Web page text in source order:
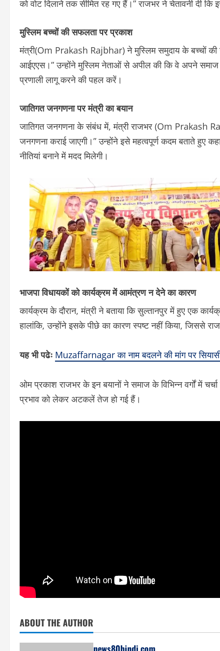
को वोट दिलाने तक सीमित रह गए हैं।” राजभर ने चेतावनी दी कि
मुस्लिम बच्चों की सफलता पर प्रकाश
मंत्री(Om Prakash Rajbhar) ने मुस्लिम समुदाय के बच्चों की
आईएएस।” उन्होंने मुस्लिम नेताओं से अपील की कि वे अपने समाज
प्रणाली लागू करने की पहल करें।
जातिगत जनगणना पर मंत्री का बयान
जातिगत जनगणना के संबंध में, मंत्री राजभर (Om Prakash
जनगणना कराई जाएगी।” उन्होंने इसे महत्वपूर्ण कदम बताते हुए
नीतियां बनाने में मदद मिलेगी।
भाजपा विधायकों को कार्यक्रम में आमंत्रण न देने का कारण
कार्यक्रम के दौरान, मंत्री ने बताया कि सुल्तानपुर में हुए एक
हालांकि, उन्होंने इसके पीछे का कारण स्पष्ट नहीं किया, जिससे
यह भी पढेः Muzaffarnagar का नाम बदलने की मांग पर
ओम प्रकाश राजभर के इन बयानों ने समाज के विभिन्न वर्गों में
प्रभाव को लेकर अटकलें तेज हो गई हैं।
ABOUT THE AUTHOR
news80hindi.com